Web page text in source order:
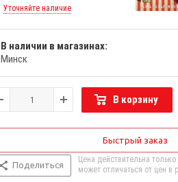
Уточняйте наличие
В наличии в магазинах:
Минск
В корзину
Быстрый заказ
Поделиться
Цена действительна
может отличаться от цен в